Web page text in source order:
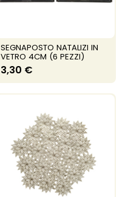
SEGNAPOSTO NATALIZI IN
VETRO 4CM (6 PEZZI)
3,30 €